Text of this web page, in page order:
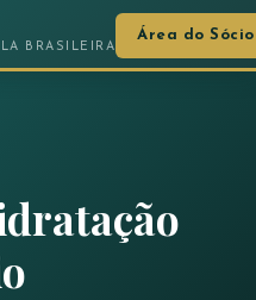
BRASILEIRA
Área do Sócio